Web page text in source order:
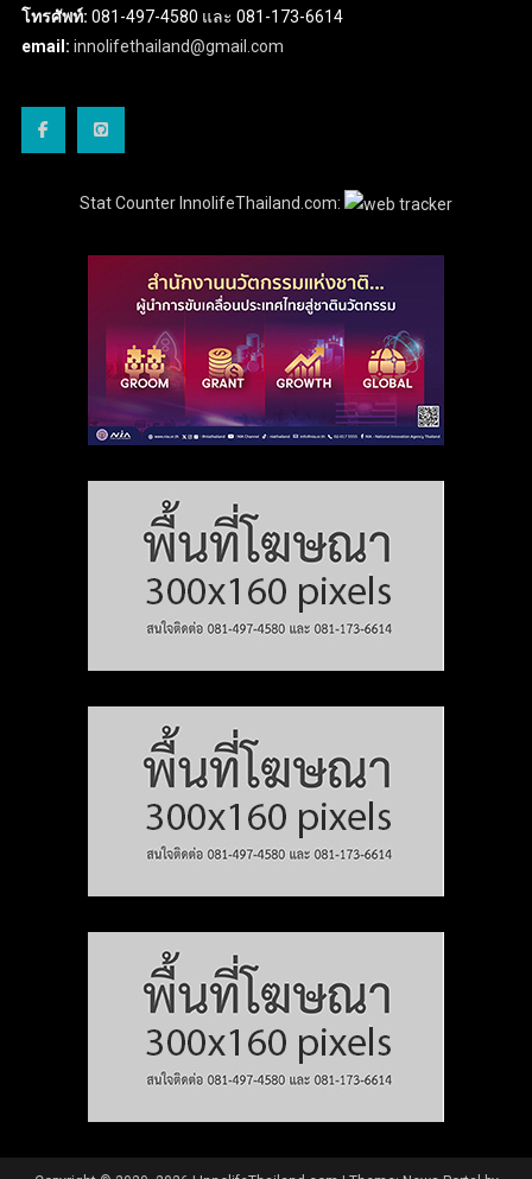
โทรศัพท์: 081-497-4580 และ 081-173-6614
email: innolifethailand@gmail.com
Stat Counter InnolifeThailand.com: